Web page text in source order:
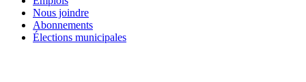
Nous joindre
Abonnements
Élections municipales